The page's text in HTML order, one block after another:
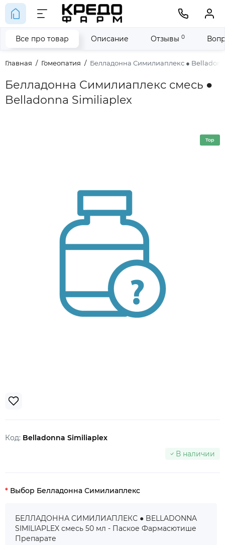
Главная Гомеопатия Белладонна Симилиаплекс ●
Белладонна Симилиаплекс смесь ●
Belladonna Similiaplex
Все про товар Описание Отзывы 0
Top
Код: Belladonna Similiaplex
В наличии
Выбор Белладонна Симилиаплекс
БЕЛЛАДОННА СИМИЛИАПЛЕКС ● BELLADONNA
SIMILIAPLEX смесь 50 мл - Паское Фармасютише
Препарате